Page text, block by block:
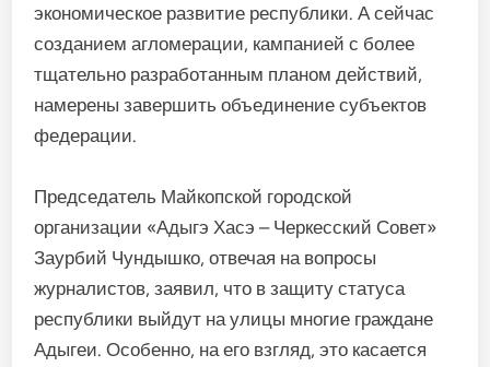
экономическое развитие республики. А сейчас
созданием агломерации, кампанией с более
тщательно разработанным планом действий,
намерены завершить объединение субъектов
федерации.
Председатель Майкопской городской
организации «Адыгэ Хасэ – Черкесский Совет»
Заурбий Чундышко, отвечая на вопросы
журналистов, заявил, что в защиту статуса
республики выйдут на улицы многие граждане
Адыгеи. Особенно, на его взгляд, это касается